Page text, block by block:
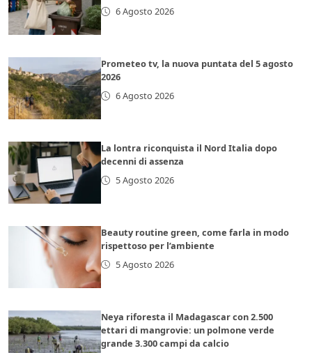
6 Agosto 2026
Prometeo tv, la nuova puntata del 5 agosto
2026
6 Agosto 2026
La lontra riconquista il Nord Italia dopo
decenni di assenza
5 Agosto 2026
Beauty routine green, come farla in modo
rispettoso per l’ambiente
5 Agosto 2026
Neya riforesta il Madagascar con 2.500
ettari di mangrovie: un polmone verde
grande 3.300 campi da calcio